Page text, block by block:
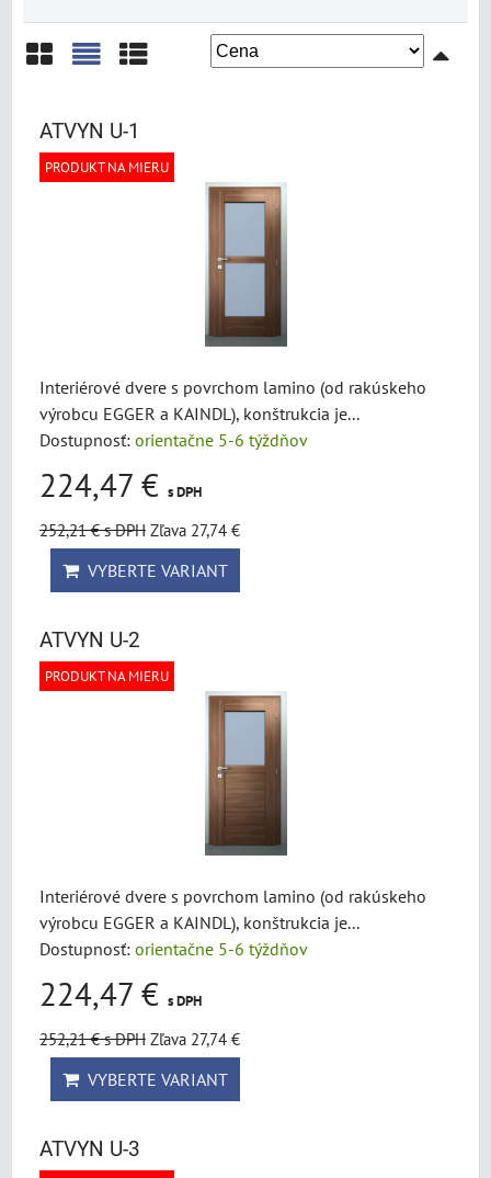
ATVYN U-1
PRODUKT NA MIERU
Interiérové dvere s povrchom lamino (od rakúskeho
výrobcu EGGER a KAINDL), konštrukcia je...
Dostupnosť: orientačne 5-6 týždňov
224,47 € s DPH
252,21 €s DPH Zľava 27,74 €
VYBERTE VARIANT
ATVYN U-2
PRODUKT NA MIERU
Interiérové dvere s povrchom lamino (od rakúskeho
výrobcu EGGER a KAINDL), konštrukcia je...
Dostupnosť: orientačne 5-6 týždňov
224,47 € s DPH
252,21 €s DPH Zľava 27,74 €
VYBERTE VARIANT
ATVYN U-3